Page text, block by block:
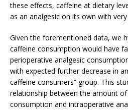
these effects, caffeine at dietary
as an analgesic on its own with
Given the forementioned data, we
caffeine consumption would have
perioperative analgesic
with expected further decrease in
caffeine consumers” group. This
relationship between the amount
consumption and intraoperative